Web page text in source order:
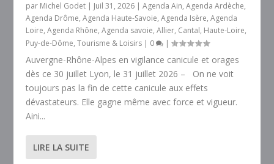
par Michel Godet | Juil 31, 2026 |Agenda Ain,Agenda Ardèche,
Agenda Drôme,Agenda Haute-Savoie,Agenda Isère,Agenda
Loire,Agenda Rhône,Agenda savoie,Allier, Cantal, Haute-Loire,
Puy-de-Dôme,Tourisme & Loisirs | 0 |
Auvergne-Rhône-Alpes en vigilance canicule et orages
dès ce 30 juillet Lyon, le 31 juillet 2026 – On ne voit
toujours pas la fin de cette canicule aux effets
dévastateurs. Elle gagne même avec force et vigueur.
Aini...
LIRE LA SUITE